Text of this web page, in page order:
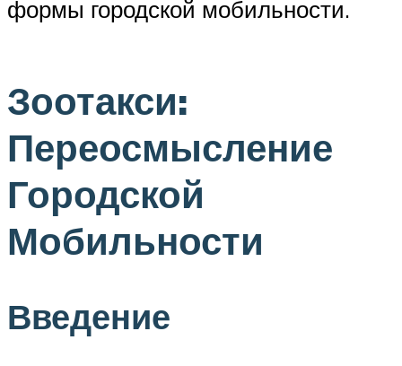
формы городской мобильности.
Зоотакси:
Переосмысление
Городской
Мобильности
Введение